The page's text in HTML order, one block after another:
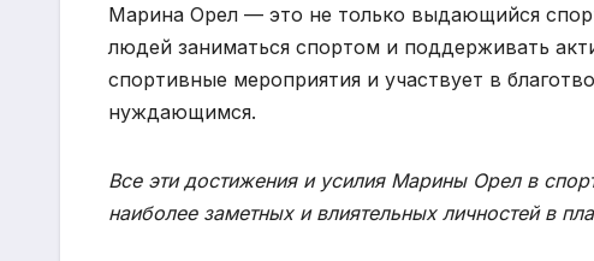
Марина Орел — это не только выдающийся
людей заниматься спортом и поддерживать
спортивные мероприятия и участвует в
нуждающимся.
Все эти достижения и усилия Марины Орел в
наиболее заметных и влиятельных личностей в